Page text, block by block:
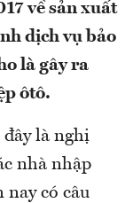
về sản xuất
dịch vụ bảo
là gây ra
ôtô.
là nghị
nhà nhập
có câu